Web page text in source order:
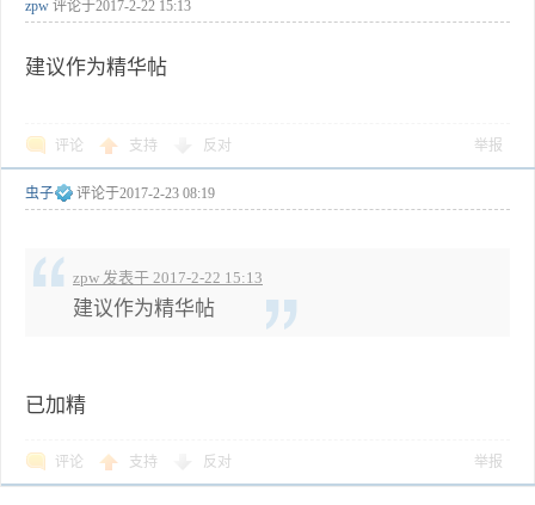
zpw 评论于2017-2-22 15:13
建议作为精华帖
评论 支持 反对 举报
虫子 评论于2017-2-23 08:19
zpw 发表于 2017-2-22 15:13
建议作为精华帖
已加精
评论 支持 反对 举报